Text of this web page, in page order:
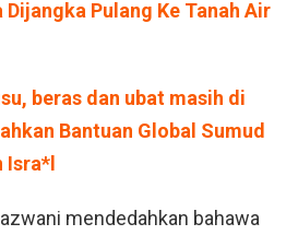
Pulang Ke Tanah Air
beras dan ubat masih di
Bantuan Global Sumud
Isra*l
mendedahkan bahawa